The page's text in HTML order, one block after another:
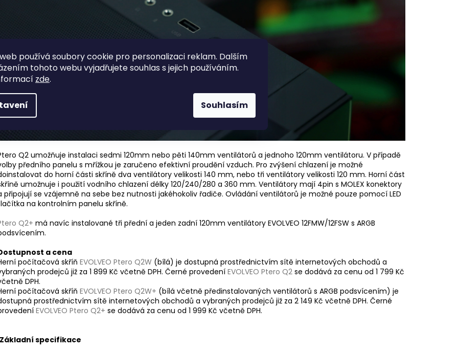
používá soubory cookie pro personalizaci reklam. Dalším
tohoto webu vyjadřujete souhlas s jejich používáním.
zde.
Souhlasím
Q2 umožňuje instalaci sedmi 120mm nebo pěti 140mm ventilátorů a jednoho 120mm ventilátoru. V případě
předního panelu s mřížkou je zaručeno efektivní proudění vzduch. Pro zvýšení chlazení je možné
do horní části skříně dva ventilátory velikosti 140 mm, nebo tři ventilátory velikosti 120 mm. Horní část
umožnuje i použití vodního chlazení délky 120/240/280 a 360 mm. Ventilátory mají 4pin s MOLEX konektory
připojují se vzájemně na sebe bez nutnosti jakéhokoliv řadiče. Ovládání ventilátorů je možné pouze pomocí LED
na kontrolním panelu skříně.
Q2+ má navíc instalované tři přední a jeden zadní 120mm ventilátory EVOLVEO 12FMW/12FSW s ARGB
a cena
počítačová skříň EVOLVEO Ptero Q2W (bílá) je dostupná prostřednictvím sítě internetových obchodů a
prodejců již za 1 899 Kč včetně DPH. Černé provedení EVOLVEO Ptero Q2 se dodává za cenu od 1 799 Kč
DPH.
počítačová skříň EVOLVEO Ptero Q2W+ (bílá včetně předinstalovaných ventilátorů s ARGB podsvícením) je
prostřednictvím sítě internetových obchodů a vybraných prodejců již za 2 149 Kč včetně DPH. Černé
EVOLVEO Ptero Q2+ se dodává za cenu od 1 999 Kč včetně DPH.
Základní specifikace